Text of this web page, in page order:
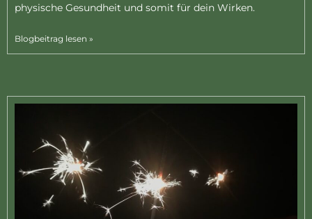
physische Gesundheit und somit für dein Wirken.
Blogbeitrag lesen »